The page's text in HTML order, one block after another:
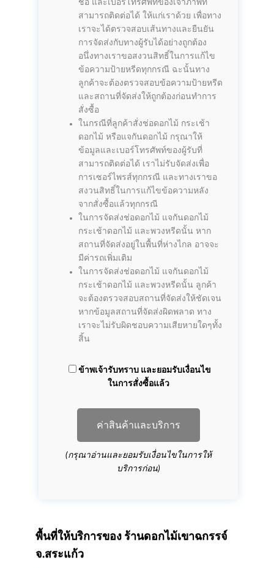
ชื่อ และเบอร์โทรศัพท์ของเจ้าภาพที่
สามารถติดต่อได้ ให้แก่เราด้วย เพื่อทาง
เราจะได้ตรวจสอบเส้นทางและยืนยัน
การจัดส่งกับทางผู้รับได้อย่างถูกต้อง
อนึ่งทางเราขอสงวนสิทธิ์ในการแก้ไข
ข้อความป้ายหรีดทุกกรณี ฉะนั้นทาง
ลูกค้าจะต้องตรวจสอบข้อความป้ายหรีด
และสถานที่จัดส่งให้ถูกต้องก่อนทำการ
สั่งซื้อ
ในกรณีที่ลูกค้าสั่งช่อดอกไม้ กระเช้า
ดอกไม้ หรือแจกันดอกไม้ กรุณาให้
ข้อมูลและเบอร์โทรศัพท์ของผู้รับที่
สามารถติดต่อได้ เราไม่รับจัดส่งเพื่อ
การเซอร์ไพรส์ทุกกรณี และทางเราขอ
สงวนสิทธิ์ในการแก้ไขข้อความหลัง
จากสั่งซื้อแล้วทุกกรณี
ในการจัดส่งช่อดอกไม้ แจกันดอกไม้
กระเช้าดอกไม้ และพวงหรีดนั้น หาก
สถานที่จัดส่งอยู่ในพื้นที่ห่างไกล อาจจะ
มีค่ารถเพิ่มเติม
ในการจัดส่งช่อดอกไม้ แจกันดอกไม้
กระเช้าดอกไม้ และพวงหรีดนั้น ลูกค้า
จะต้องตรวจสอบสถานที่จัดส่งให้ชัดเจน
หากข้อมูลสถานที่จัดส่งผิดพลาด ทาง
เราจะไม่รับผิดชอบความเสียหายใดๆทั้ง
สิ้น
ข้าพเจ้ารับทราบ และยอมรับเงื่อนไข
ในการสั่งซื้อแล้ว
ค่าสินค้าและบริการ
(กรุณาอ่านและยอมรับเงื่อนไขในการให้
บริการก่อน)
พื้นที่ให้บริการของ ร้านดอกไม้เขาฉกรรจ์
จ.สระแก้ว